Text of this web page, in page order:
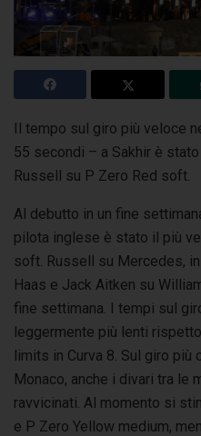
Il tempo sul giro più veloce
55 secondi – a Sakhir è
Russell su P Zero Red soft.
Al debutto in un fine
pilota inglese è stato il più
soft. Russell su Mercedes,
Haas e Jack Aitken su
fine settimana. I tempi sul
leggermente più lenti
limits in Curva 8. Sul giro più
Monaco, anche i divari tra le
ravvicinati. Al momento si
e P Zero Yellow medium,